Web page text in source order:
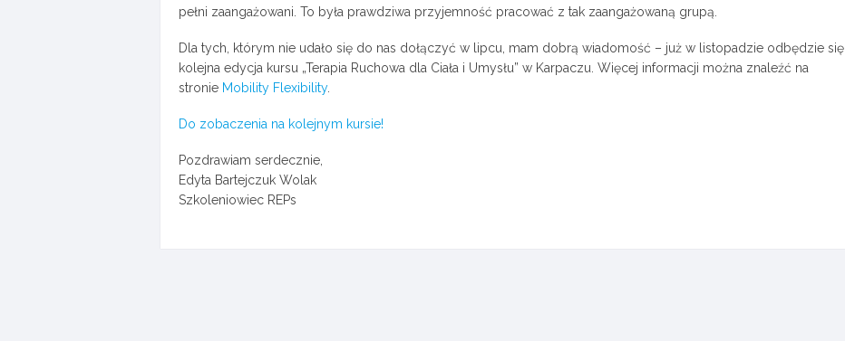
pełni zaangażowani. To była prawdziwa przyjemność pracować z tak zaangażowaną grupą.
Dla tych, którym nie udało się do nas dołączyć w lipcu, mam dobrą wiadomość – już w listopadzie odbędzie się
kolejna edycja kursu „Terapia Ruchowa dla Ciała i Umysłu” w Karpaczu. Więcej informacji można znaleźć na
stronie Mobility Flexibility.
Do zobaczenia na kolejnym kursie!
Pozdrawiam serdecznie,
Edyta Bartejczuk Wolak
Szkoleniowiec REPs